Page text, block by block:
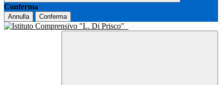
Conferma
Annulla Conferma